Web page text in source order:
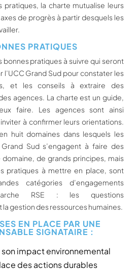
pratiques, la charte mutualise leurs
de progrès à partir desquels les
PRATIQUES
bonnes pratiques à suivre qui seront
l’UCC Grand Sud pour constater les
et les conseils à extraire des
agences. La charte est un guide,
faire. Les agences sont ainsi
à confirmer leurs orientations.
huit domaines dans lesquels les
Sud s’engagent à faire des
de grands principes, mais
pratiques à mettre en place, sont
catégories d’engagements
RSE : les questions
gestion des ressources humaines.
EN PLACE PAR UNE
SIGNATAIRE :
impact environnemental
des actions durables